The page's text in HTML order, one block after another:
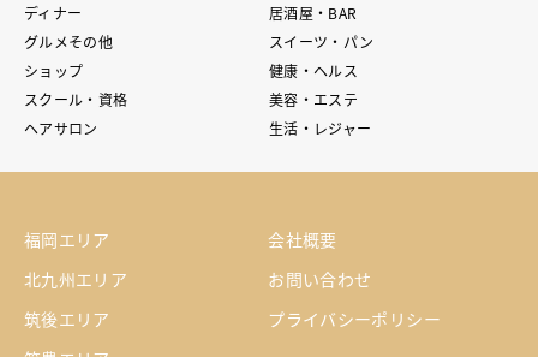
ディナー
居酒屋・BAR
グルメその他
スイーツ・パン
ショップ
健康・ヘルス
スクール・資格
美容・エステ
ヘアサロン
生活・レジャー
福岡エリア
北九州エリア
筑後エリア
会社概要
お問い合わせ
プライバシーポリシー